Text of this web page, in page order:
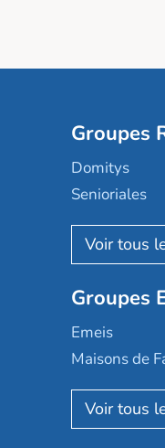
Groupes
Domitys
Senioriales
Nohée
Les
Mobicap
Domusvi
Happy Senior
Aquarelia
Nexity
Groupes
Emeis
Maisons de
Korian
Emera